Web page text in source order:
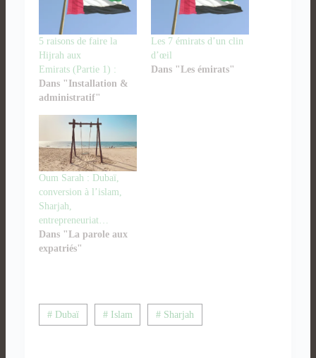
5 raisons de faire la
Hijrah aux
Emirats (Partie 1) :
Dans "Installation &
administratif"
Les 7 émirats d’un clin
d’œil
Dans "Les émirats"
Oum Sarah : Dubaï,
conversion à l’islam,
Sharjah,
entrepreneuriat…
Dans "La parole aux
expatriés"
# Dubaï # Islam # Sharjah